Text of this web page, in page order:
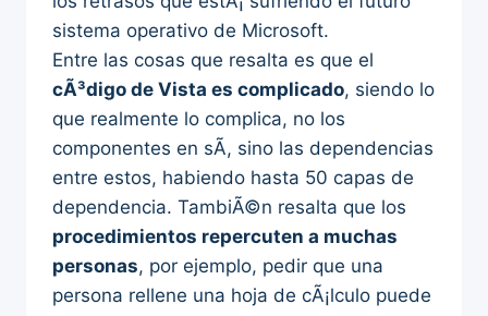
sistema operativo de Microsoft.
Entre las cosas que resalta es que el
cÃ³digo de Vista es complicado, siendo lo
que realmente lo complica, no los
componentes en sÃ­, sino las dependencias
entre estos, habiendo hasta 50 capas de
dependencia. TambiÃ©n resalta que los
procedimientos repercuten a muchas
personas, por ejemplo, pedir que una
persona rellene una hoja de cÃ¡lculo puede